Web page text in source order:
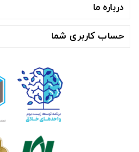
درباره ما
حساب کاربری شما